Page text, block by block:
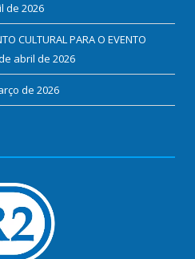
de 2026
CULTURAL PARA O EVENTO
abril de 2026
de 2026